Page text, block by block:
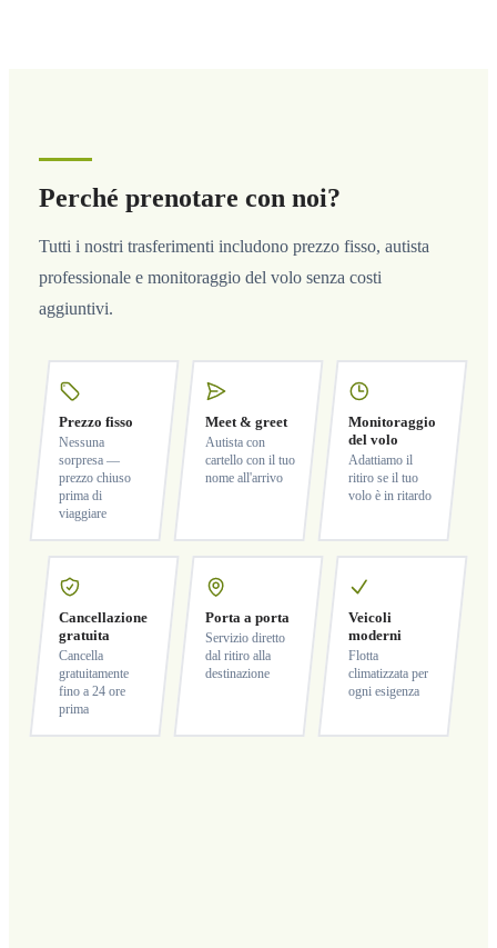
Perché prenotare con noi?
Tutti i nostri trasferimenti includono prezzo fisso, autista
professionale e monitoraggio del volo senza costi
aggiuntivi.
Prezzo fisso
Nessuna
sorpresa —
prezzo chiuso
prima di
viaggiare
Meet & greet
Autista con
cartello con il tuo
nome all'arrivo
Monitoraggio
del volo
Adattiamo il
ritiro se il tuo
volo è in ritardo
Cancellazione
gratuita
Cancella
gratuitamente
fino a 24 ore
prima
Porta a porta
Servizio diretto
dal ritiro alla
destinazione
Veicoli
moderni
Flotta
climatizzata per
ogni esigenza